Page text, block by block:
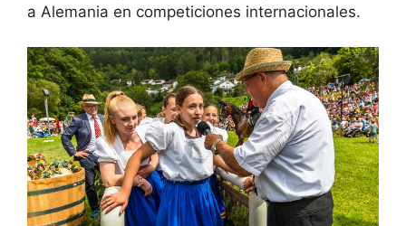
a Alemania en competiciones internacionales.